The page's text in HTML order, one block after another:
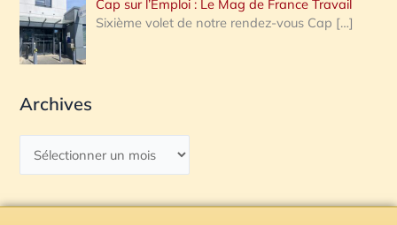
Cap sur l’Emploi : Le Mag de France Travail
Sixième volet de notre rendez-vous Cap […]
Archives